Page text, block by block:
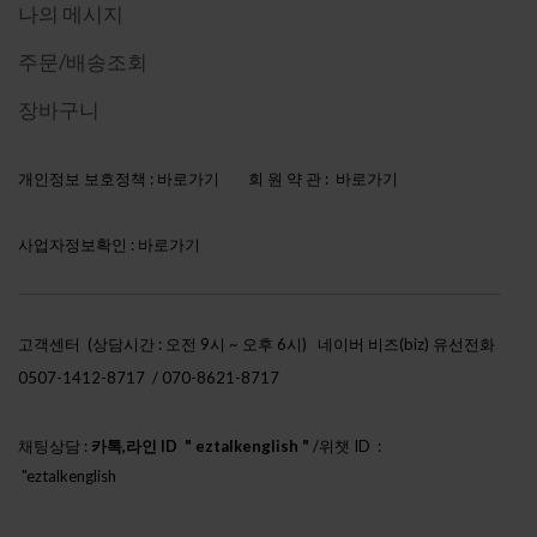
나의 메시지
주문/배송조회
장바구니
개인정보 보호정책 : 바로가기 회 원 약 관 : 바로가기
사업자정보확인 : 바로가기
고객센터 (상담시간 : 오전 9시 ~ 오후 6시) 네이버 비즈(biz) 유선전화
0507-1412-8717 / 070-8621-8717
채팅상담 : 카톡,라인 ID " eztalkenglish " /위챗 ID :
"eztalkenglish